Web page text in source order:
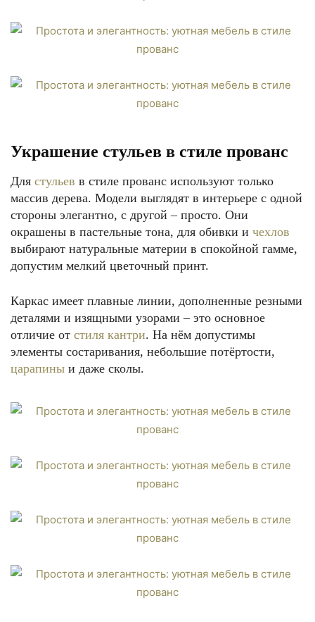
Украшение стульев в стиле прованс
Для стульев в стиле прованс используют только
массив дерева. Модели выглядят в интерьере с одной
стороны элегантно, с другой – просто. Они
окрашены в пастельные тона, для обивки и чехлов
выбирают натуральные материи в спокойной гамме,
допустим мелкий цветочный принт.
Каркас имеет плавные линии, дополненные резными
деталями и изящными узорами – это основное
отличие от стиля кантри. На нём допустимы
элементы состаривания, небольшие потёртости,
царапины и даже сколы.